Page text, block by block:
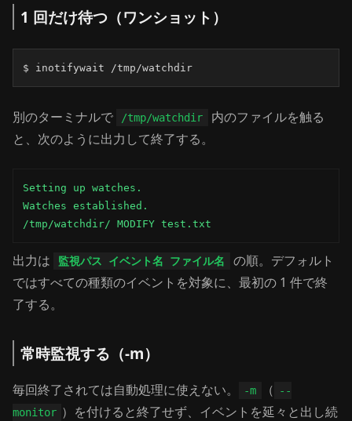
1 回だけ待つ（ワンショット）
$ inotifywait /tmp/watchdir
別のターミナルで /tmp/watchdir
内のファイルを触る
と、次のように出力して終了する。
Setting up watches.
Watches established.
/tmp/watchdir/ MODIFY test.txt
出力は 監視パス イベント名 ファイル名
の順。デフォルト
ではすべての種類のイベントを対象に、最初の 1 件で終
了する。
常時監視する（-m）
毎回終了されては自動処理に使えない。 -m （
--
monitor ）を付けると終了せず、イベントを延々と出し続